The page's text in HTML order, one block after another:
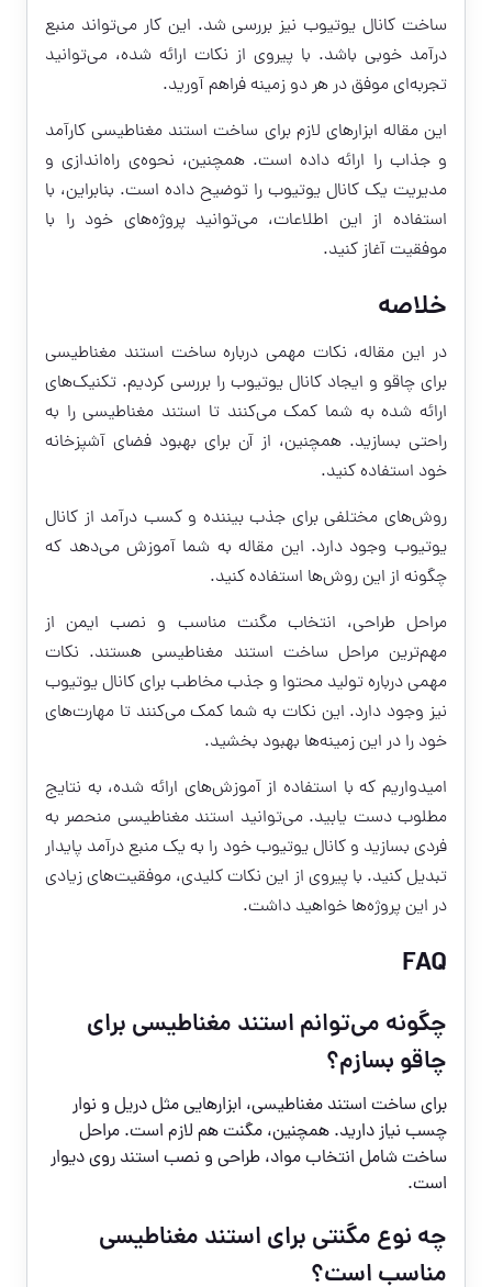
ساخت کانال یوتیوب نیز بررسی شد. این کار می‌تواند منبع
درآمد خوبی باشد. با پیروی از نکات ارائه شده، می‌توانید
تجربه‌ای موفق در هر دو زمینه فراهم آورید.
این مقاله ابزارهای لازم برای ساخت استند مغناطیسی کارآمد
و جذاب را ارائه داده است. همچنین، نحوه‌ی راه‌اندازی و
مدیریت یک کانال یوتیوب را توضیح داده است. بنابراین، با
استفاده از این اطلاعات، می‌توانید پروژه‌های خود را با
موفقیت آغاز کنید.
خلاصه
در این مقاله، نکات مهمی درباره ساخت استند مغناطیسی
برای چاقو و ایجاد کانال یوتیوب را بررسی کردیم. تکنیک‌های
ارائه شده به شما کمک می‌کنند تا استند مغناطیسی را به
راحتی بسازید. همچنین، از آن برای بهبود فضای آشپزخانه
خود استفاده کنید.
روش‌های مختلفی برای جذب بیننده و کسب درآمد از کانال
یوتیوب وجود دارد. این مقاله به شما آموزش می‌دهد که
چگونه از این روش‌ها استفاده کنید.
مراحل طراحی، انتخاب مگنت مناسب و نصب ایمن از
مهم‌ترین مراحل ساخت استند مغناطیسی هستند. نکات
مهمی درباره تولید محتوا و جذب مخاطب برای کانال یوتیوب
نیز وجود دارد. این نکات به شما کمک می‌کنند تا مهارت‌های
خود را در این زمینه‌ها بهبود بخشید.
امیدواریم که با استفاده از آموزش‌های ارائه شده، به نتایج
مطلوب دست یابید. می‌توانید استند مغناطیسی منحصر به
فردی بسازید و کانال یوتیوب خود را به یک منبع درآمد پایدار
تبدیل کنید. با پیروی از این نکات کلیدی، موفقیت‌های زیادی
در این پروژه‌ها خواهید داشت.
FAQ
چگونه می‌توانم استند مغناطیسی برای
چاقو بسازم؟
برای ساخت استند مغناطیسی، ابزارهایی مثل دریل و نوار
چسب نیاز دارید. همچنین، مگنت هم لازم است. مراحل
ساخت شامل انتخاب مواد، طراحی و نصب استند روی دیوار
است.
چه نوع مگنتی برای استند مغناطیسی
مناسب است؟